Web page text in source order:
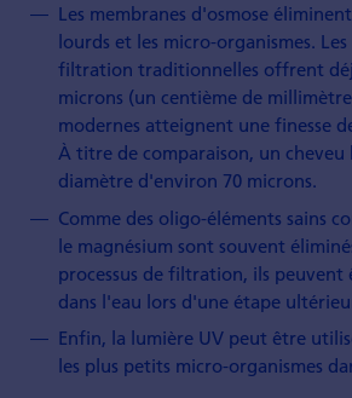
Les membranes d'osmose
lourds et les micro-organismes.
filtration traditionnelles offrent
microns (un centième de
modernes atteignent une finesse
À titre de comparaison, un cheveu
diamètre d'environ 70 microns.
Comme des oligo-éléments sains
le magnésium sont souvent
processus de filtration, ils
dans l'eau lors d'une étape
Enfin, la lumière UV peut être
les plus petits micro-organismes